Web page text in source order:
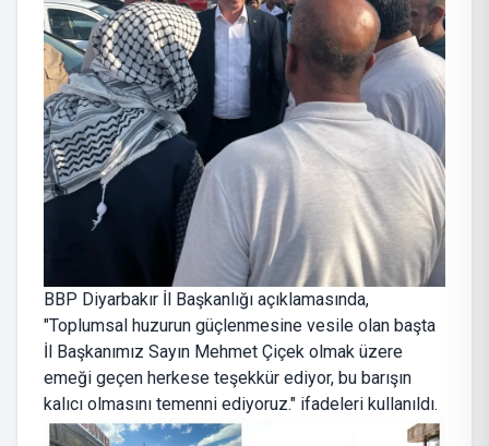
BBP Diyarbakır İl Başkanlığı açıklamasında,
"Toplumsal huzurun güçlenmesine vesile olan başta
İl Başkanımız Sayın Mehmet Çiçek olmak üzere
emeği geçen herkese teşekkür ediyor, bu barışın
kalıcı olmasını temenni ediyoruz." ifadeleri kullanıldı.